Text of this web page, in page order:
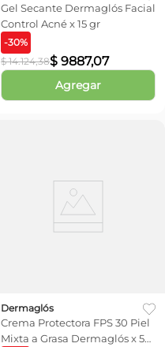
Gel Secante Dermaglós Facial
Control Acné x 15 gr
-30%
$ 14.124,38$ 9887,07
Agregar
Dermaglós
Crema Protectora FPS 30 Piel
Mixta a Grasa Dermaglós x 50